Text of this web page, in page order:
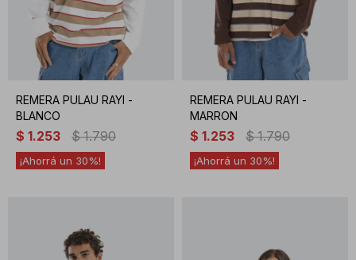
REMERA PULAU RAYI -
BLANCO
$ 1.253 $ 1.790
30
REMERA PULAU RAYI -
MARRON
$ 1.253 $ 1.790
30